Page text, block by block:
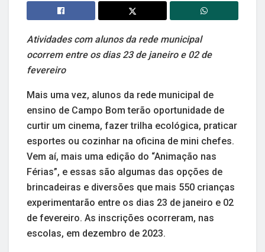
Atividades com alunos da rede municipal
ocorrem entre os dias 23 de janeiro e 02 de
fevereiro
Mais uma vez, alunos da rede municipal de
ensino de Campo Bom terão oportunidade de
curtir um cinema, fazer trilha ecológica, praticar
esportes ou cozinhar na oficina de mini chefes.
Vem aí, mais uma edição do “Animação nas
Férias”, e essas são algumas das opções de
brincadeiras e diversões que mais 550 crianças
experimentarão entre os dias 23 de janeiro e 02
de fevereiro. As inscrições ocorreram, nas
escolas, em dezembro de 2023.